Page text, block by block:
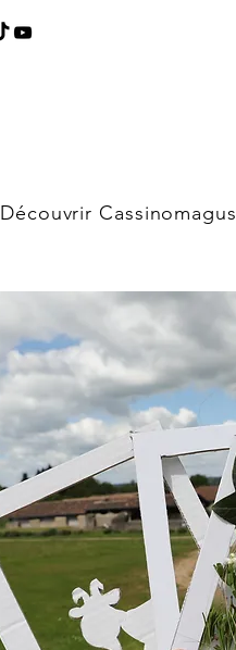
Découvrir Cassinomagus